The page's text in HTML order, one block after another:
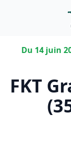
Du 14 juin
FKT